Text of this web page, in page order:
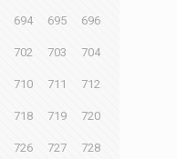
694 695 696
702 703 704
710 711 712
718 719 720
726 727 728